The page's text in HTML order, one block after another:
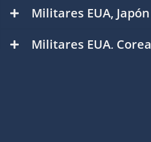
Militares EUA, Japón
Militares EUA, Corea